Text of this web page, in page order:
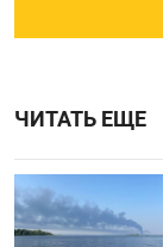
ЧИТАТЬ ЕЩЕ